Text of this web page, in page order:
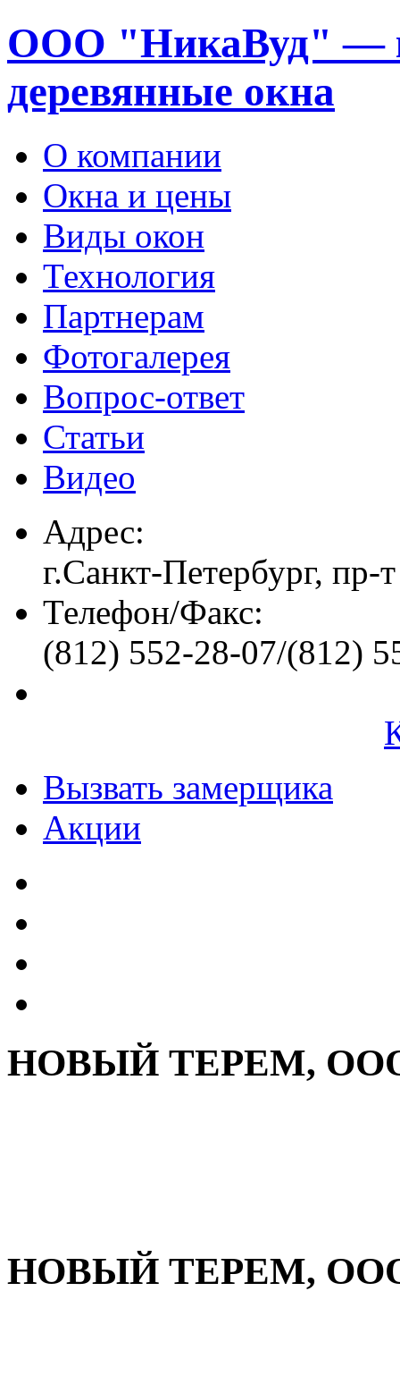
ООО "НикаВуд" —
деревянные окна
О компании
Окна и цены
Виды окон
Технология
Партнерам
Фотогалерея
Вопрос-ответ
Статьи
Видео
Адрес:
г.Санкт-Петербург, пр-
Телефон/Факс:
(812) 552-28-07/(812)
Вызвать замерщика
Акции
НОВЫЙ ТЕРЕМ,
НОВЫЙ ТЕРЕМ, ООО